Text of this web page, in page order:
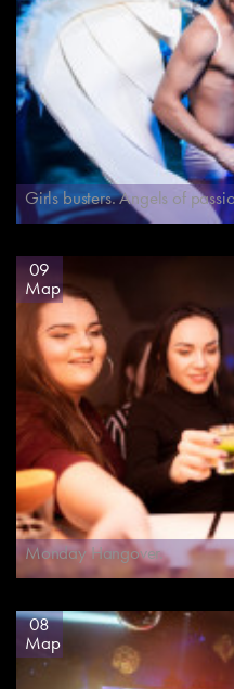
Girls busters. Angels of
09
Мар
Monday Hangover.
08
Мар